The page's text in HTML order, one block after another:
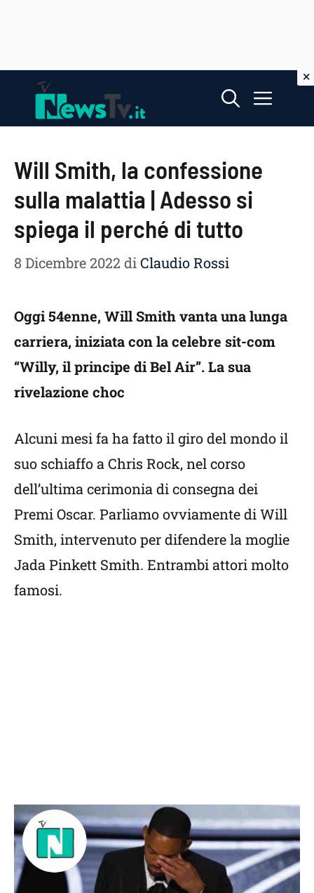
contenuto
Menu
Will Smith, la confessione
sulla malattia | Adesso si
spiega il perché di tutto
8 Dicembre 2022diClaudio Rossi
Oggi 54enne, Will Smith vanta una lunga
carriera, iniziata con la celebre sit-com
“Willy, il principe di Bel Air”. La sua
rivelazione choc
Alcuni mesi fa ha fatto il giro del mondo il
suo schiaffo a Chris Rock, nel corso
dell’ultima cerimonia di consegna dei
Premi Oscar. Parliamo ovviamente di Will
Smith, intervenuto per difendere la moglie
Jada Pinkett Smith. Entrambi attori molto
famosi.